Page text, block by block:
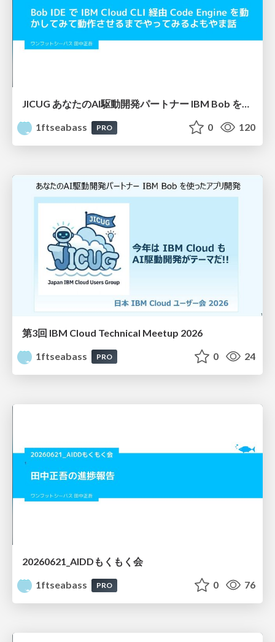
JICUG あなたのAI駆動開発パートナー IBM Bob を使ったアプリ開発 vol.2
1ftseabass
PRO 0 120
第3回 IBM Cloud Technical Meetup 2026
1ftseabass
PRO 0 24
20260621_AIDDもくもく会
1ftseabass
PRO 0 76